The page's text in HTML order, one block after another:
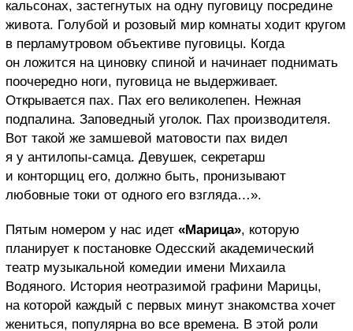
кальсонах, застегнутых на одну пуговицу посредине
живота. Голубой и розовый мир комнаты ходит кругом
в перламутровом объективе пуговицы. Когда
он ложится на циновку спиной и начинает поднимать
поочередно ноги, пуговица не выдерживает.
Открывается пах. Пах его великолепен. Нежная
подпалина. Заповедный уголок. Пах производителя.
Вот такой же замшевой матовости пах видел
я у антилопы-самца. Девушек, секретарш
и конторщиц его, должно быть, пронизывают
любовные токи от одного его взгляда…».
Пятым номером у нас идет «Марица», которую
планирует к постановке Одесский академический
театр музыкальной комедии имени Михаила
Водяного. История неотразимой графини Марицы,
на которой каждый с первых минут знакомства хочет
жениться, популярна во все времена. В этой роли